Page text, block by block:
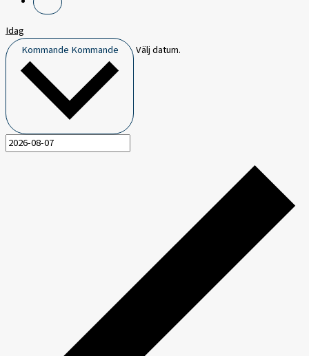
Idag
Kommande Kommande Välj datum.